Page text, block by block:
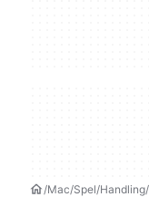
Mac Spel Handling